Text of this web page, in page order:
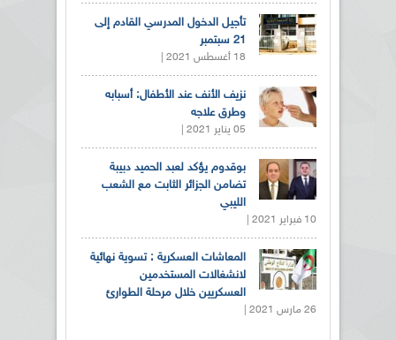
تأجيل الدخول المدرسي القادم إلى
21 سبتمبر
18 أغسطس 2021 |
نزيف الأنف عند الأطفال: أسبابه
وطرق علاجه
05 يناير 2021 |
بوقدوم يؤكد لعبد الحميد دبيبة
تضامن الجزائر الثابت مع الشعب
الليبي
10 فبراير 2021 |
المعاشات العسكرية : تسوية نهائية
لانشغالات المستخدمين
العسكريين خلال مرحلة الطوارئ
26 مارس 2021 |